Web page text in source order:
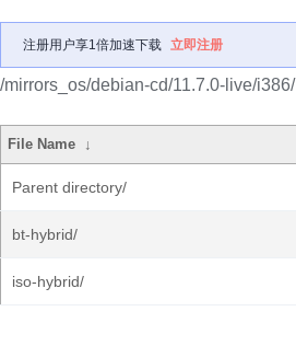
注册用户享1倍加速下载 立即注册
/mirrors_os/debian-cd/11.7.0-live/i386/
File Name ↓
Parent directory/
bt-hybrid/
iso-hybrid/